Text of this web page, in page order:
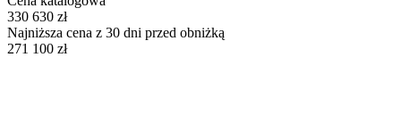
330 630 zł
Najniższa cena z 30 dni przed obniżką
271 100 zł